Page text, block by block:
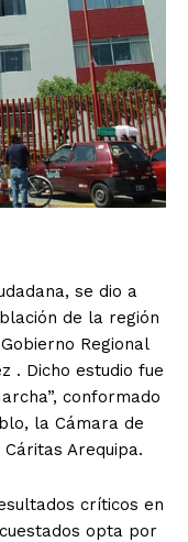
se dio a
de la región
Regional
. Dicho estudio fue
conformado
la Cámara de
Arequipa.
críticos en
opta por